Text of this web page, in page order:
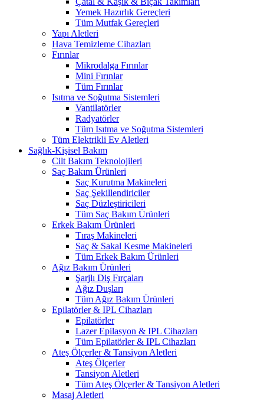
Yemek Hazırlık Gereçleri
Tüm Mutfak Gereçleri
Yapı Aletleri
Hava Temizleme Cihazları
Fırınlar
Mikrodalga Fırınlar
Mini Fırınlar
Tüm Fırınlar
Isıtma ve Soğutma Sistemleri
Vantilatörler
Radyatörler
Tüm Isıtma ve Soğutma Sistemleri
Tüm Elektrikli Ev Aletleri
Sağlık-Kişisel Bakım
Cilt Bakım Teknolojileri
Saç Bakım Ürünleri
Saç Kurutma Makineleri
Saç Şekillendiriciler
Saç Düzleştiricileri
Tüm Saç Bakım Ürünleri
Erkek Bakım Ürünleri
Tıraş Makineleri
Saç & Sakal Kesme Makineleri
Tüm Erkek Bakım Ürünleri
Ağız Bakım Ürünleri
Şarjlı Diş Fırçaları
Ağız Duşları
Tüm Ağız Bakım Ürünleri
Epilatörler & IPL Cihazları
Epilatörler
Lazer Epilasyon & IPL Cihazları
Tüm Epilatörler & IPL Cihazları
Ateş Ölçerler & Tansiyon Aletleri
Ateş Ölçerler
Tansiyon Aletleri
Tüm Ateş Ölçerler & Tansiyon Aletleri
Masaj Aletleri